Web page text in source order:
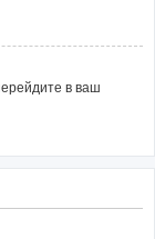
в ваш